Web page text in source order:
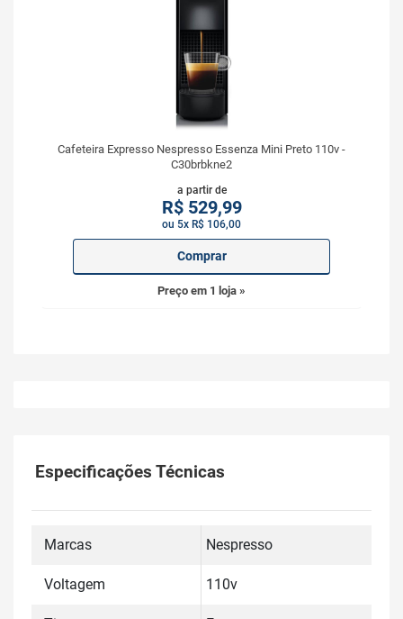
Cafeteira Expresso Nespresso Essenza Mini Preto 110v -
C30brbkne2
a partir de
R$529,99
ou 5x R$ 106,00
Comprar
Preço em 1 loja »
Especificações Técnicas
Marcas Nespresso
Voltagem 110v